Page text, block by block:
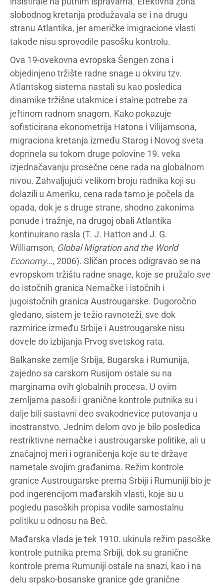
slobodnog kretanja produžavala se i na drugu
stranu Atlantika, jer američke imigracione vlasti
takođe nisu sprovodile pasošku kontrolu.
Ova 19-ovekovna evropska Šengen zona i
objedinjeno tržište radne snage u okviru tzv.
Atlantskog sistema nastali su kao posledica
dinamike tržišne utakmice i stalne potrebe za
jeftinom radnom snagom. Kako pokazuje
sofisticirana ekonometrija Hatona i Vilijamsona,
migraciona kretanja između Starog i Novog sveta
doprinela su tokom druge polovine 19. veka
izjednačavanju prosečne cene rada na globalnom
nivou. Zahvaljujući velikom broju radnika koji su
dolazili u Ameriku, cena rada tamo je počela da
opada, dok je s druge strane, shodno zakonima
ponude i tražnje, na drugoj obali Atlantika
kontinuirano rasla (T. J. Hatton and J. G.
Williamson, Global Migration and the World
Economy…, 2006). Sličan proces odigravao se na
evropskom tržištu radne snage, koje se pružalo sve
do istočnih granica Nemačke i istočnih i
jugoistočnih granica Austrougarske. Dugoročno
gledano, sistem je težio ravnoteži, sve dok
razmirice između Srbije i Austrougarske nisu
dovele do izbijanja Prvog svetskog rata.
Balkanske zemlje Srbija, Bugarska i Rumunija,
zajedno sa carskom Rusijom ostale su na
marginama ovih globalnih procesa. U ovim
zemljama pasoši i granične kontrole putnika su i
dalje bili sastavni deo svakodnevice putovanja u
inostranstvo. Jednim delom ovo je bilo posledica
restriktivne nemačke i austrougarske politike, ali u
značajnoj meri i ograničenja koje su te države
nametale svojim građanima. Režim kontrole
granice Austrougarske prema Srbiji i Rumuniji bio je
pod ingerencijom mađarskih vlasti, koje su u
pogledu pasoških propisa vodile samostalnu
politiku u odnosu na Beč.
Mađarska vlada je tek 1910. ukinula režim pasoške
kontrole putnika prema Srbiji, dok su granične
kontrole prema Rumuniji ostale na snazi, kao i na
delu srpsko-bosanske granice gde granične